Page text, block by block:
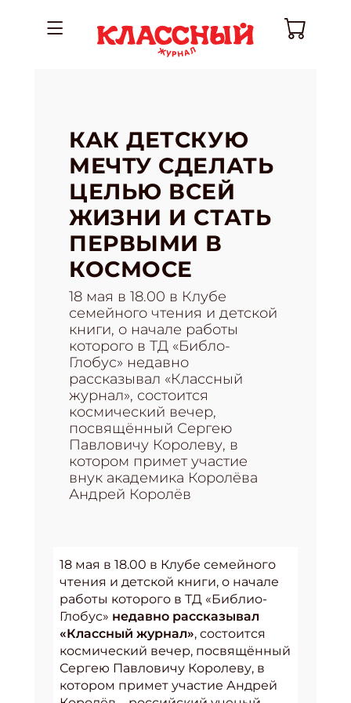
КАК ДЕТСКУЮ
МЕЧТУ СДЕЛАТЬ
ЦЕЛЬЮ ВСЕЙ
ЖИЗНИ И СТАТЬ
ПЕРВЫМИ В
КОСМОСЕ
18 мая в 18.00 в Клубе
семейного чтения и детской
книги, о начале работы
которого в ТД «Библо-
Глобус» недавно
рассказывал «Классный
журнал», состоится
космический вечер,
посвящённый Сергею
Павловичу Королеву, в
котором примет участие
внук академика Королёва
Андрей Королёв
18 мая в 18.00 в Клубе семейного
чтения и детской книги, о начале
работы которого в ТД «Библио-
Глобус» недавно рассказывал
«Классный журнал», состоится
космический вечер, посвящённый
Сергею Павловичу Королеву, в
котором примет участие Андрей